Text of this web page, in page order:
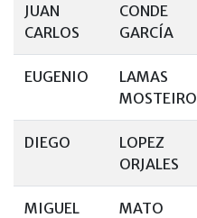
JUAN
CARLOS
CONDE
GARCÍA
EUGENIO
LAMAS
MOSTEIRO
DIEGO
LOPEZ
ORJALES
MIGUEL
MATO